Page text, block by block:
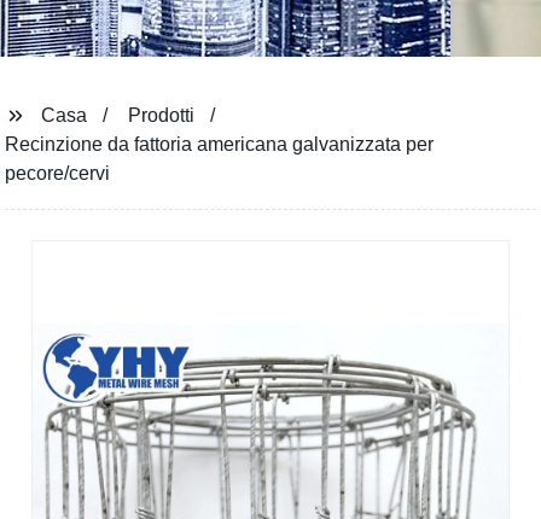
Casa
Prodotti
Recinzione da fattoria americana galvanizzata per
pecore/cervi